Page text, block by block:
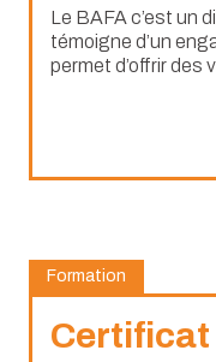
Le BAFA c’est un
témoigne d’un
permet d’offrir des
Formation
Certificat